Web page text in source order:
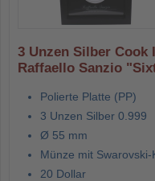
3 Unzen Silber Cook
Raffaello Sanzio
Polierte Platte (PP)
3 Unzen Silber 0.999
Ø 55 mm
Münze mit
20 Dollar